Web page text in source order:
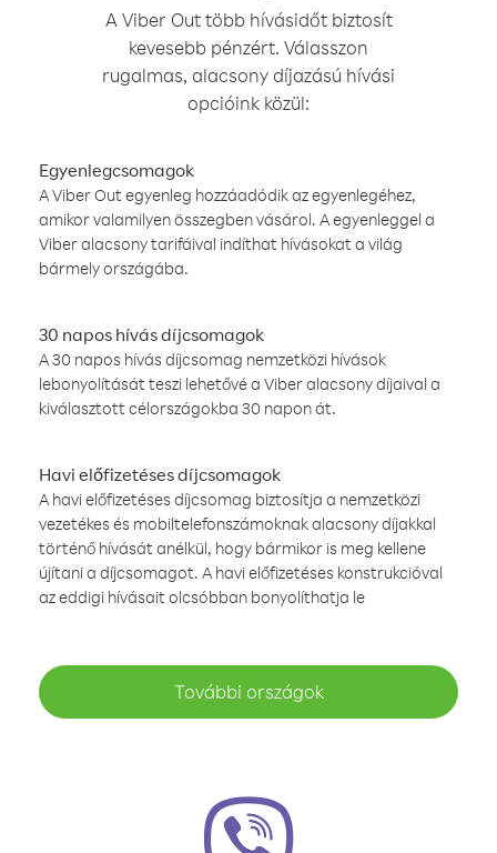
A Viber Out több hívásidőt biztosít
kevesebb pénzért. Válasszon
rugalmas, alacsony díjazású hívási
opcióink közül:
Egyenlegcsomagok
A Viber Out egyenleg hozzáadódik az egyenlegéhez,
amikor valamilyen összegben vásárol. A egyenleggel a
Viber alacsony tarifáival indíthat hívásokat a világ
bármely országába.
30 napos hívás díjcsomagok
A 30 napos hívás díjcsomag nemzetközi hívások
lebonyolítását teszi lehetővé a Viber alacsony díjaival a
kiválasztott célországokba 30 napon át.
Havi előfizetéses díjcsomagok
A havi előfizetéses díjcsomag biztosítja a nemzetközi
vezetékes és mobiltelefonszámoknak alacsony díjakkal
történő hívását anélkül, hogy bármikor is meg kellene
újítani a díjcsomagot. A havi előfizetéses konstrukcióval
az eddigi hívásait olcsóbban bonyolíthatja le
További országok